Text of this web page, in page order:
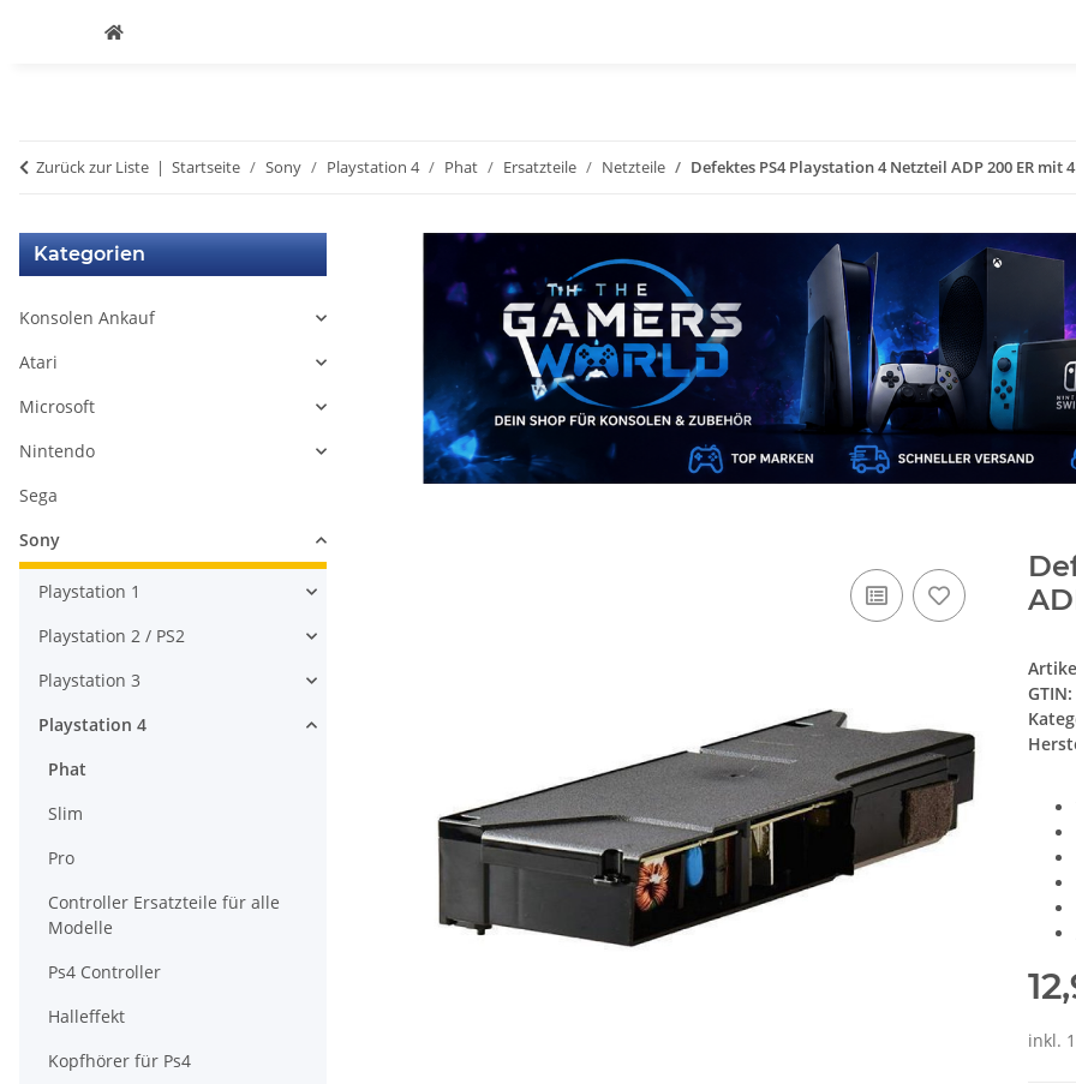
Zurück zur Liste Startseite Sony Playstation 4 Phat Ersatzteile Netzteile Defektes PS4 Playstation 4 Netzteil ADP 200 ER mit
GTIN:
inkl.
Kategorien
Konsolen Ankauf
Atari
Microsoft
Nintendo
Sega
Sony
Playstation 1
Playstation 2 / PS2
Playstation 3
Playstation 4
Phat
Slim
Pro
Controller Ersatzteile für alle
Modelle
Ps4 Controller
Halleffekt
Kopfhörer für Ps4